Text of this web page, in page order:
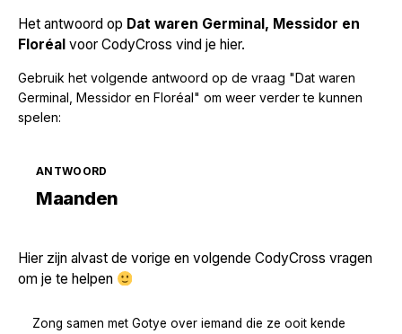
Het antwoord op Dat waren Germinal, Messidor en
Floréal voor CodyCross vind je hier.
Gebruik het volgende antwoord op de vraag "Dat waren
Germinal, Messidor en Floréal" om weer verder te kunnen
spelen:
ANTWOORD
Maanden
Hier zijn alvast de vorige en volgende CodyCross vragen
om je te helpen
Zong samen met Gotye over iemand die ze ooit kende